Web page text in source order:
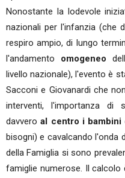
Nonostante la lodevole
nazionali per l'infanzia (che
respiro ampio, di lungo
l'andamento omogeneo
livello nazionale), l'evento è
Sacconi e Giovanardi che
interventi, l'importanza di
davveroal centro i
bisogni) e cavalcando l'onda
della Famiglia si sono
famiglie numerose. Il calcolo